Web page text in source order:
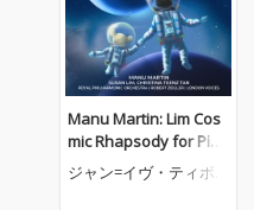
Manu Martin: Lim Cos
mic Rhapsody for Pian
o and Orchestra, Act V
II: IV. Transition to Cos
ジャン=イヴ・ティボ